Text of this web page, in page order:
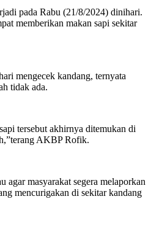
pada Rabu (21/8/2024) dinihari.
memberikan makan sapi sekitar
mengecek kandang, ternyata
tidak ada.
tersebut akhirnya ditemukan di
AKBP Rofik.
agar masyarakat segera melaporkan
mencurigakan di sekitar kandang